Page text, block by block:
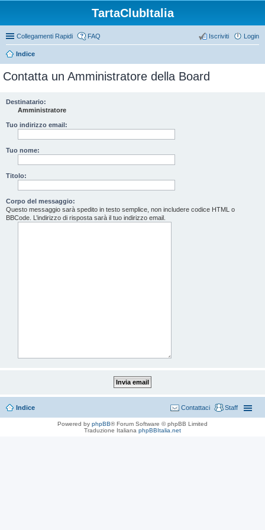
TartaClubItalia
Collegamenti Rapidi FAQ Login
Iscriviti
Indice
Contatta un Amministratore della Board
Destinatario:
Amministratore
Tuo indirizzo email:
Tuo nome:
Titolo:
Corpo del messaggio:
Questo messaggio sarà spedito in testo semplice, non includere codice HTML o
BBCode. L’indirizzo di risposta sarà il tuo indirizzo email.
Indice Staff
Contattaci
Powered by phpBB® Forum Software © phpBB Limited
Traduzione Italiana phpBBItalia.net